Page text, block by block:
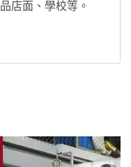
店面、學校等。